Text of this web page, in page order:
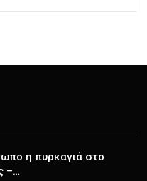
η πυρκαγιά στο
–…